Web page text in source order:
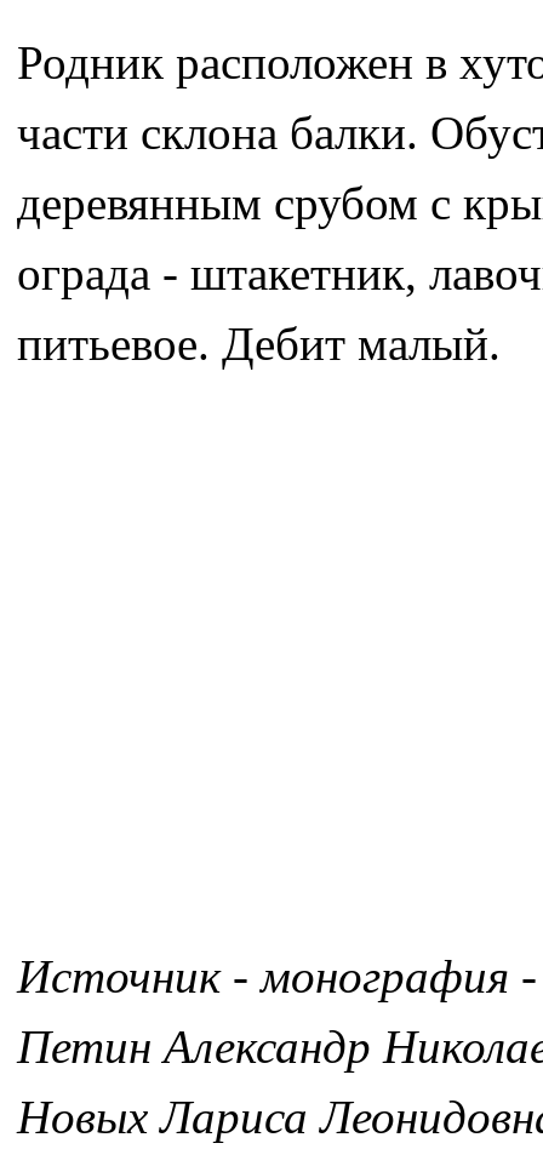
Родник расположен в
части склона балки.
деревянным срубом с
ограда - штакетник,
питьевое. Дебит малый.
Источник - монография -
Петин Александр
Новых Лариса